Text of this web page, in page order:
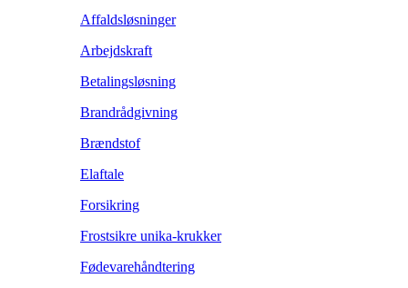
Affaldsløsninger
Arbejdskraft
Betalingsløsning
Brandrådgivning
Brændstof
Elaftale
Forsikring
Frostsikre unika-krukker
Fødevarehåndtering